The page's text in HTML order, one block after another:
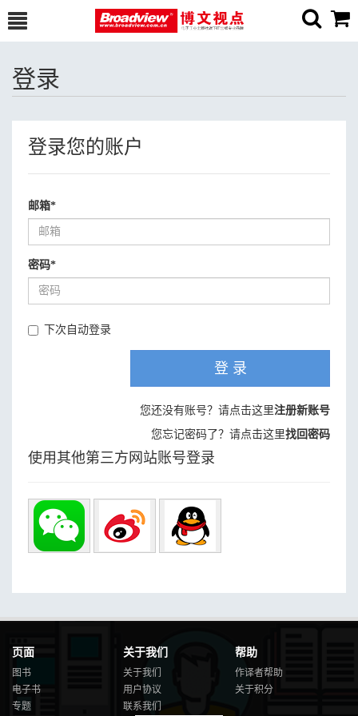
登录
登录您的账户
邮箱*
密码*
下次自动登录
登 录
您还没有账号？请点击这里注册新账号
您忘记密码了？请点击这里找回密码
使用其他第三方网站账号登录
页面
图书
电子书
专题
关于我们
关于我们
用户协议
联系我们
帮助
作译者帮助
关于积分